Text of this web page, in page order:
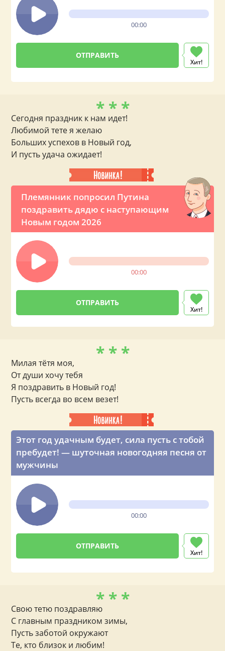
00:00
Хит!
Племянник попросил Путина
поздравить дядю с наступающим
Новым годом 2026
00:00
Хит!
* * *
Сегодня праздник к нам идет!
Любимой тете я желаю
Больших успехов в Новый год,
И пусть удача ожидает!
Этот год удачным будет, сила пусть с тобой
пребудет! — шуточная новогодняя песня от
мужчины
00:00
Хит!
* * *
Милая тётя моя,
От души хочу тебя
Я поздравить в Новый год!
Пусть всегда во всем везет!
* * *
Свою тетю поздравляю
С главным праздником зимы,
Пусть заботой окружают
Те, кто близок и любим!